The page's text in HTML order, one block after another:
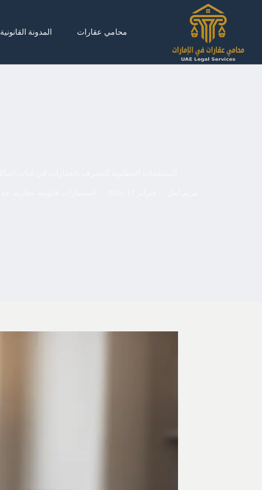
محامي عقارات
المدونة القانونية